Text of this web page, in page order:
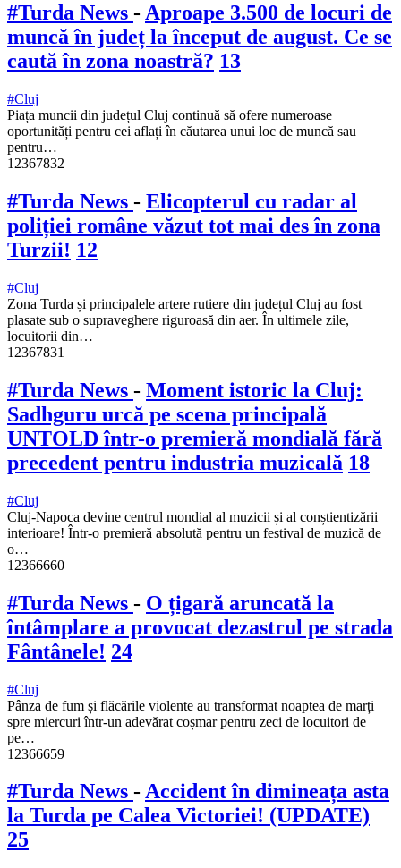
#Turda News -Aproape 3.500 de locuri de
muncă în județ la început de august. Ce se
caută în zona noastră? 13
#Cluj
Piața muncii din județul Cluj continuă să ofere numeroase
oportunități pentru cei aflați în căutarea unui loc de muncă sau
pentru…
12367832
#Turda News - Elicopterul cu radar al
poliției române văzut tot mai des în zona
Turzii! 12
#Cluj
Zona Turda și principalele artere rutiere din județul Cluj au fost
plasate sub o supraveghere riguroasă din aer. În ultimele zile,
locuitorii din…
12367831
#Turda News - Moment istoric la Cluj:
Sadhguru urcă pe scena principală
UNTOLD într-o premieră mondială fără
precedent pentru industria muzicală 18
#Cluj
Cluj-Napoca devine centrul mondial al muzicii și al conștientizării
interioare! Într-o premieră absolută pentru un festival de muzică de
o…
12366660
#Turda News - O țigară aruncată la
întâmplare a provocat dezastrul pe strada
Fântânele! 24
#Cluj
Pânza de fum și flăcările violente au transformat noaptea de marți
spre miercuri într-un adevărat coșmar pentru zeci de locuitori de
pe…
12366659
#Turda News -Accident în dimineața asta
la Turda pe Calea Victoriei! (UPDATE)
25